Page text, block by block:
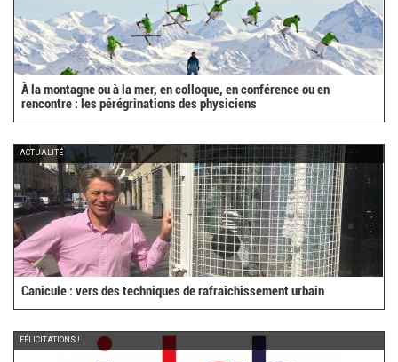
À la montagne ou à la mer, en colloque, en conférence ou en
rencontre : les pérégrinations des physiciens
ACTUALITÉ
Canicule : vers des techniques de rafraîchissement urbain
FÉLICITATIONS !